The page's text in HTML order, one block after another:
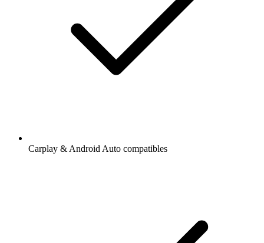
Carplay & Android Auto compatibles